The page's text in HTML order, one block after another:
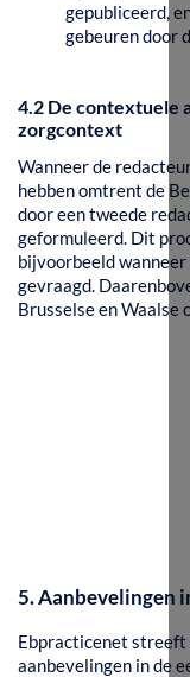
gepubliceerd,
gebeuren door
4.2 De contextuele
zorgcontext
Wanneer de
hebben omtrent de
door een tweede
geformuleerd. Dit
bijvoorbeeld
gevraagd.
Brusselse en Waalse
5. Aanbevelingen
Ebpracticenet streeft
aanbevelingen in de